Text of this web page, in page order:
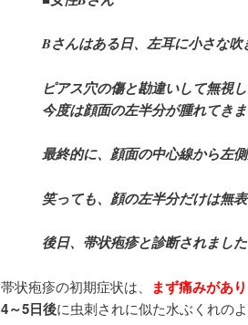
Bさんはある日、左耳に小さな吹
ピアス穴の傷と勘違いして無視し
今度は顔面の左半分が腫れてきま
最終的に、顔面の中心線から左
笑っても、顔の左半分だけは無
後日、帯状疱疹と診断されました
帯状疱疹の初期症状は、
まず痛みがあり
4～5日後に虫刺されに似た水ぶくれの